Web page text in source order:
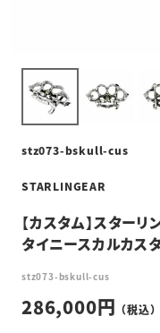
stz073-bskull-cus
STARLINGEAR
【カスタム】スター
タイニースカルカス
stz073-bskull-cus
286,000